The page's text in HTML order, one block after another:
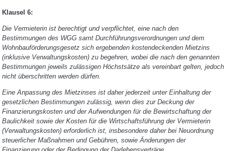
Klausel 6:
Die Vermieterin ist berechtigt und verpflichtet, eine nach den
Bestimmungen des WGG samt Durchführungsverordnungen und dem
Wohnbauförderungsgesetz sich ergebenden kostendeckenden Mietzins
(inklusive Verwaltungskosten) zu begehren, wobei die nach den genannten
Bestimmungen jeweils zulässigen Höchstsätze als vereinbart gelten, jedoch
nicht überschritten werden dürfen.
Eine Anpassung des Mietzinses ist daher jederzeit unter Einhaltung der
gesetzlichen Bestimmungen zulässig, wenn dies zur Deckung der
Finanzierungskosten und der Aufwendungen für die Bewirtschaftung der
Baulichkeit sowie der Kosten für die Wirtschaftsführung der Vermieterin
(Verwaltungskosten) erforderlich ist, insbesondere daher bei Neuordnung
steuerlicher Maßnahmen und Gebühren, sowie Änderungen der
Finanzierung oder der Bedingung der Darlehensverträge